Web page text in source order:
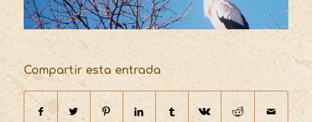
Compartir esta entrada